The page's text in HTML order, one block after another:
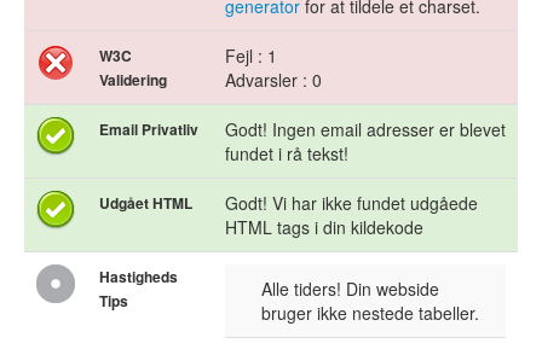
generator for at tildele et charset.
W3C
Validering
Fejl : 1
Advarsler : 0
Email Privatliv
Godt! Ingen email adresser er blevet
fundet i rå tekst!
Udgået HTML
Godt! Vi har ikke fundet udgåede
HTML tags i din kildekode
Hastigheds
Tips
Alle tiders! Din webside
bruger ikke nestede tabeller.